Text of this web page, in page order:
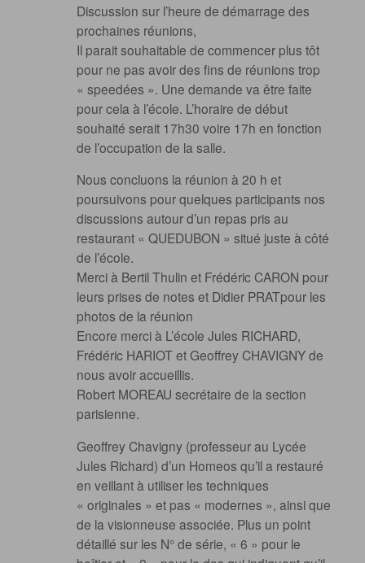
Discussion sur l’heure de démarrage des
prochaines réunions,
Il parait souhaitable de commencer plus tôt
pour ne pas avoir des fins de réunions trop
« speedées ». Une demande va être faite
pour cela à l’école. L’horaire de début
souhaité serait 17h30 voire 17h en fonction
de l’occupation de la salle.
Nous concluons la réunion à 20 h et
poursuivons pour quelques participants nos
discussions autour d’un repas pris au
restaurant « QUEDUBON » situé juste à côté
de l’école.
Merci à Bertil Thulin et Frédéric CARON pour
leurs prises de notes et Didier PRATpour les
photos de la réunion
Encore merci à L’école Jules RICHARD,
Frédéric HARIOT et Geoffrey CHAVIGNY de
nous avoir accueillis.
Robert MOREAU secrétaire de la section
parisienne.
Geoffrey Chavigny (professeur au Lycée
Jules Richard) d’un Homeos qu’il a restauré
en veillant à utiliser les techniques
« originales » et pas « modernes », ainsi que
de la visionneuse associée. Plus un point
détaillé sur les N° de série, « 6 » pour le